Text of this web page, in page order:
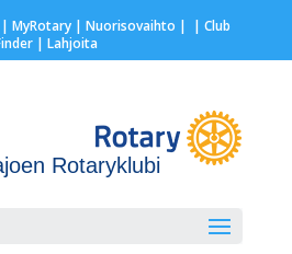
MyRotary | Nuorisovaihto | | Club
| Lahjoita
Rotaryklubi